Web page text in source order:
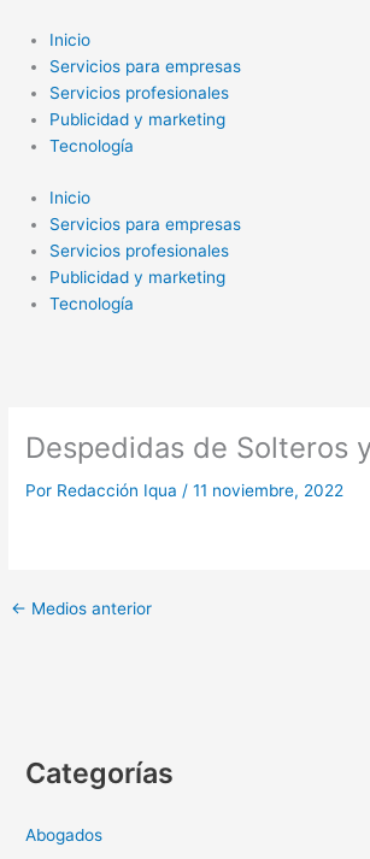
contenido
Inicio
Servicios para empresas
Servicios profesionales
Publicidad y marketing
Tecnología
Inicio
Servicios para empresas
Servicios profesionales
Publicidad y marketing
Tecnología
Despedidas de Solteros
Por Redacción Iqua /11 noviembre, 2022
← Medios anterior
Categorías
Abogados